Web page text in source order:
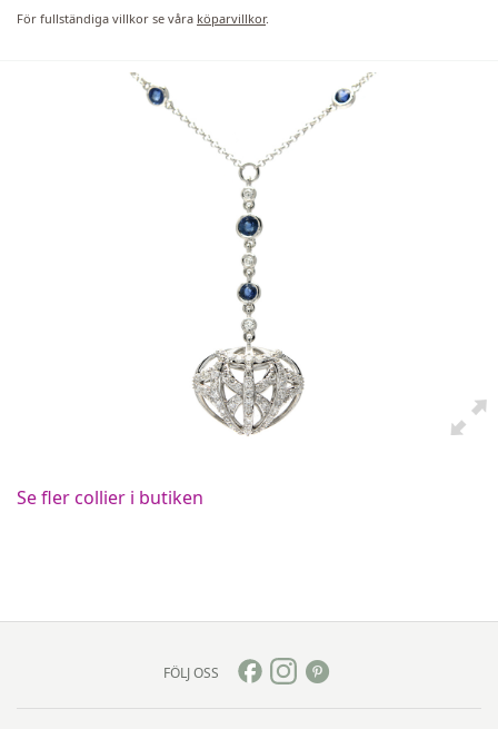
För fullständiga villkor se våra köparvillkor.
Se fler collier i butiken
FÖLJ OSS